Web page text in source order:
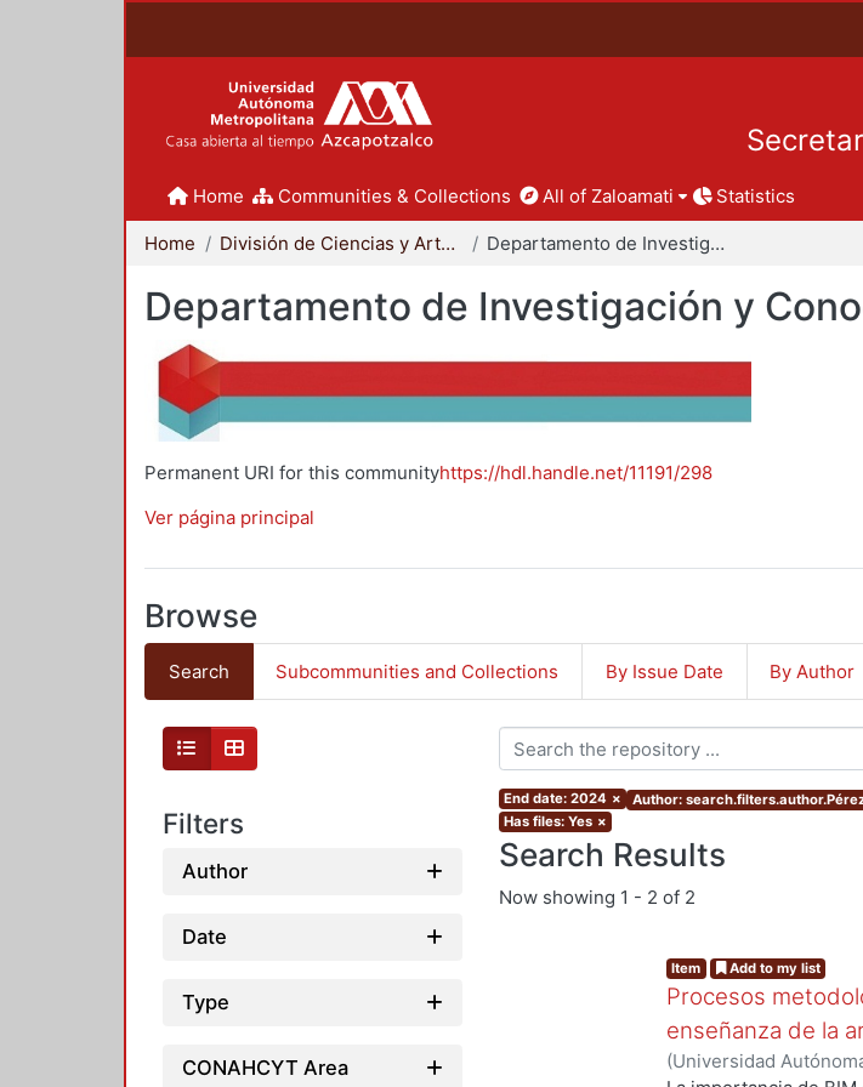
Home Communities & Collections All of Zaloamati Statistics
Home División de Ciencias y Artes para el Diseño Departamento de Investigación y Conocimiento para el Diseño
Departamento de Investigación y
Permanent URI for this communityhttps://hdl.handle.net/11191/298
Ver página principal
Browse
Search Subcommunities and Collections By Issue Date By Author
Filters
Author
Date
Type
CONAHCYT Area
End date: 2024 × Author:
Has files: Yes ×
Search Results
Now showing 1 - 2 of 2
Item Add to my list
Procesos
enseñanza de la
(Universidad